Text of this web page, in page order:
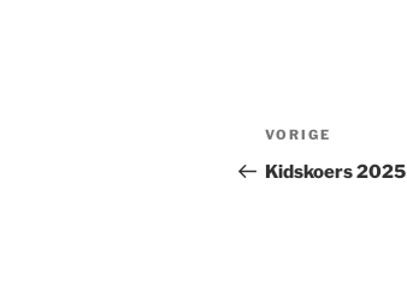
Bericht
navigatie
Vorig
bericht
VORIGE
Kidskoers 2025